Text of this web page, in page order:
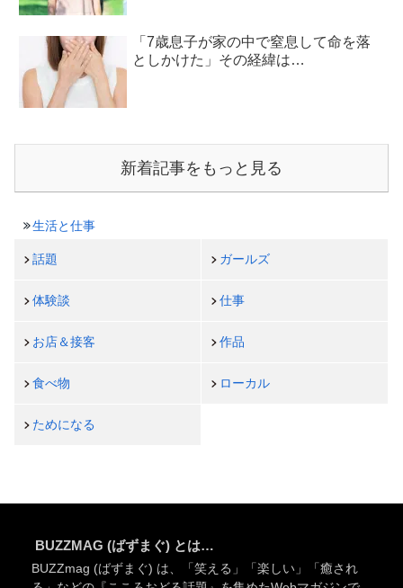
「7歳息子が家の中で窒息して命を落
としかけた」その経緯は…
新着記事をもっと見る
生活と仕事
話題 ガールズ
体験談 仕事
お店＆接客 作品
食べ物 ローカル
ためになる
BUZZMAG (ばずまぐ) とは…
BUZZmag (ばずまぐ) は、「笑える」「楽しい」「癒され